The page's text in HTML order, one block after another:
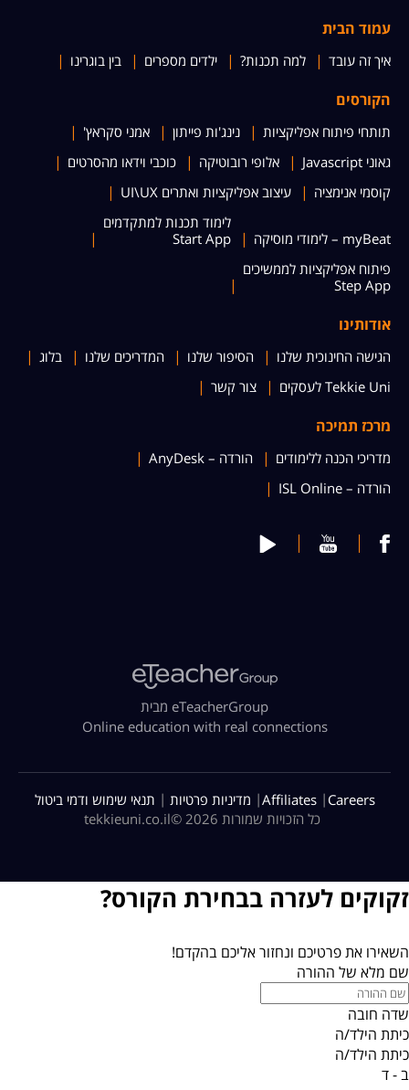
עמוד הבית
איך זה עובד למה תכנות? ילדים מספרים בין בוגרינו
הקורסים
תותחי פיתוח אפליקציות נינג'ות פייתון
אמני סקראץ'
גאוני Javascript
אלופי רובוטיקה
כוכבי וידאו מהסרטים
קוסמי אנימציה
עיצוב אפליקציות ואתרים UI\UX
myBeat – לימודי מוסיקה
לימוד תכנות למתקדמים
Start App
פיתוח אפליקציות לממשיכים
Step App
אודותינו
הגישה החינוכית שלנו הסיפור שלנו המדריכים שלנו
בלוג
Tekkie Uni לעסקים
צור קשר
מרכז תמיכה
מדריכי הכנה ללימודים
הורדה – AnyDesk
הורדה – ISL Online
מבית eTeacherGroup
Online education with real connections
כל הזכויות שמורות 2026 © tekkieuni.co.il
תנאי שימוש ודמי ביטול | מדיניות פרטיות |Affiliates | Careers
זקוקים לעזרה בבחירת הקורס?
השאירו את פרטיכם ונחזור אליכם בהקדם!
שם מלא של ההורה
שדה חובה
כיתת הילד/ה
כיתת הילד/ה
ב - ד